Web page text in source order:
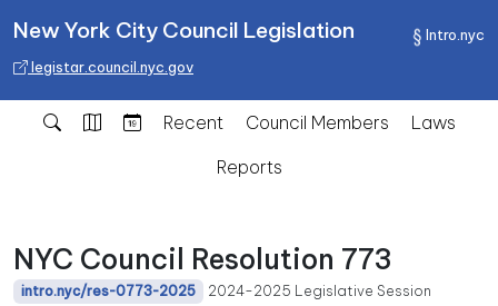
Intro.nyc
New York City Council Legislation
legistar.council.nyc.gov
Recent Council Members
Laws
Reports
NYC Council Resolution 773
intro.nyc/res-0773-2025 2024-2025 Legislative Session